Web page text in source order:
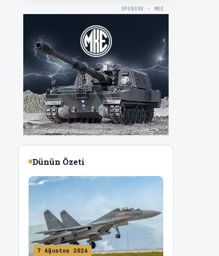
SPONSOR · MKE
Dünün Özeti
7 Ağustos 2026